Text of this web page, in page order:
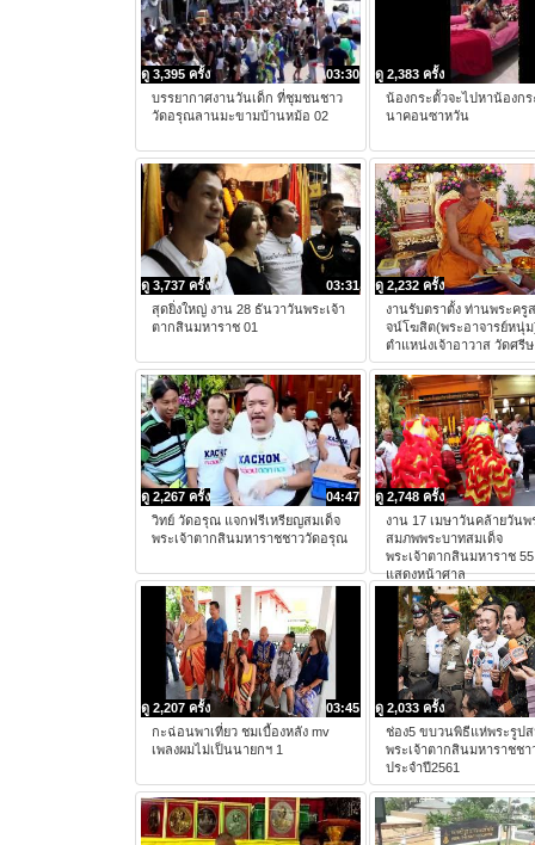
03:30
ดู 3,395 ครั้ง
บรรยากาศงานวันเด็ก ที่ชุมชนชาว
วัดอรุณลานมะขามบ้านหม้อ 02
ดู 2,383 ครั้ง
น้องกระตั้วจะไปหาน้องกร
นาคอนซาหวัน
03:31
ดู 3,737 ครั้ง
สุดยิ่งใหญ่ งาน 28 ธันวาวันพระเจ้า
ตากสินมหาราช 01
ดู 2,232 ครั้ง
งานรับตราตั้ง ท่านพระครู
จน์โฆสิต(พระอาจารย์หนุ่ม
ตำแหน่งเจ้าอาวาส วัดศรีษ
04:47
ดู 2,267 ครั้ง
วิทย์ วัดอรุณ แจกฟรีเหรียญสมเด็จ
พระเจ้าตากสินมหาราชชาววัดอรุณ
ดู 2,748 ครั้ง
งาน 17 เมษาวันคล้ายวันพ
สมภพพระบาทสมเด็จ
พระเจ้าตากสินมหาราช
แสดงหน้าศาล
03:45
ดู 2,207 ครั้ง
กะฉ่อนพาเที่ยว ชมเบื้องหลัง mv
เพลงผมไม่เป็นนายกฯ 1
ดู 2,033 ครั้ง
ช่อง5 ขบวนพิธีแห่พระรูปส
พระเจ้าตากสินมหาราชช
ประจำปี2561